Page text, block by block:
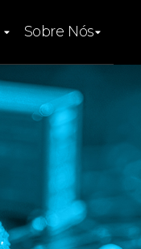
Sobre Nós